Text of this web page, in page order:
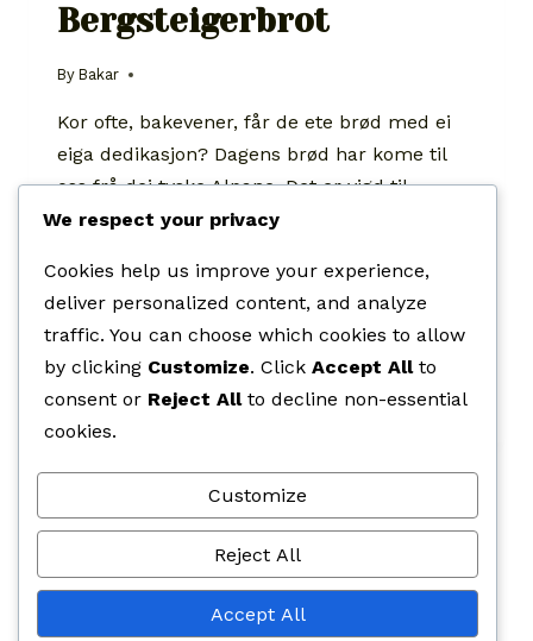
Bergsteigerbrot
By Bakar
Kor ofte, bakevener, får de ete brød med ei
eiga dedikasjon? Dagens brød har kome til
oss frå dei tyske Alpane. Det er vigd til
fjellklatrarar, dei som set livet på spel for å
Bergsteigerbrot, tyder bokstaveleg
fjellklatrarbrød på tysk. Det særmerkte ved
dette brødet er at det…
READ MOREBERGSTEIGERBROT
Page
Previous
1 2 3
We respect your privacy
Cookies help us improve your experience,
deliver personalized content, and analyze
traffic. You can choose which cookies to allow
by clicking Customize. Click Accept Allto
consent or Reject Allto decline non-essential
cookies.
Customize
Reject All
Accept All